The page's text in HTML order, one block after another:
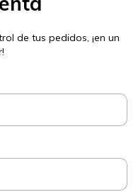
de tus pedidos, ¡en un